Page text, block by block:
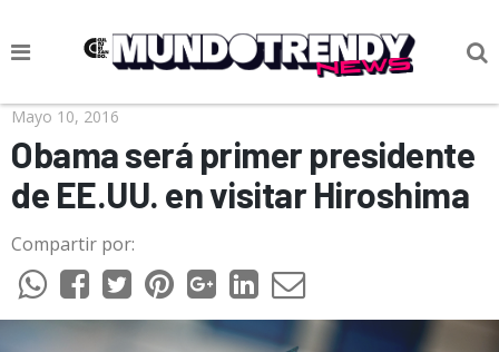
NOTICIAS
CULTURA POP
CIENCIA Y TECNOLOGÍA
VIDA
SOCIEDAD
CULTURIZANDO.COM
Mayo 10, 2016
Obama será primer presidente
de EE.UU. en visitar Hiroshima
Compartir por: